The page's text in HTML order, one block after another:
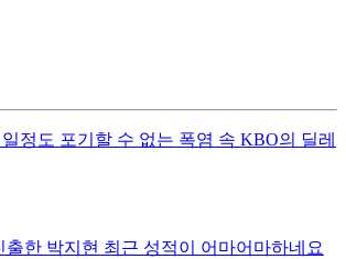
정도 포기할 수 없는 폭염 속 KBO의 딜레
출한 박지현 최근 성적이 어마어마하네요